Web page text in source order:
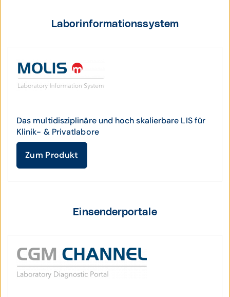
Laborinformationssystem
Das multidisziplinäre und hoch skalierbare LIS für
Klinik- & Privatlabore
Zum Produkt
Einsenderportale